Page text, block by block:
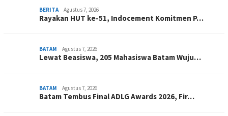
BERITA Agustus 7, 2026
Rayakan HUT ke-51, Indocement Komitmen P…
BATAM Agustus 7, 2026
Lewat Beasiswa, 205 Mahasiswa Batam Wuju…
BATAM Agustus 7, 2026
Batam Tembus Final ADLG Awards 2026, Fir…